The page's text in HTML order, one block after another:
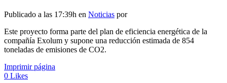
Publicado a las 17:39h en Noticias por
Este proyecto forma parte del plan de eficiencia energética de la
compañía Exolum y supone una reducción estimada de 854
toneladas de emisiones de CO2.
Imprimir página
0 Likes